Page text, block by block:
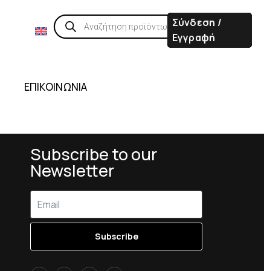
Σύνδεση /
Εγγραφή
ΕΠΙΚΟΙΝΩΝΙΑ
Subscribe to our
Newsletter
Subscribe